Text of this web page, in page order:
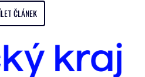
ČLÁNEK